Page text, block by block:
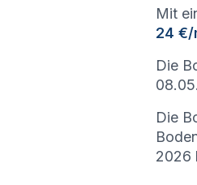
Mit
24 €/
Die
Die
2026